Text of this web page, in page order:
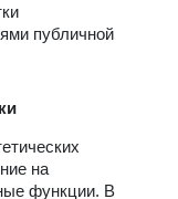
публичной
на
функции. В